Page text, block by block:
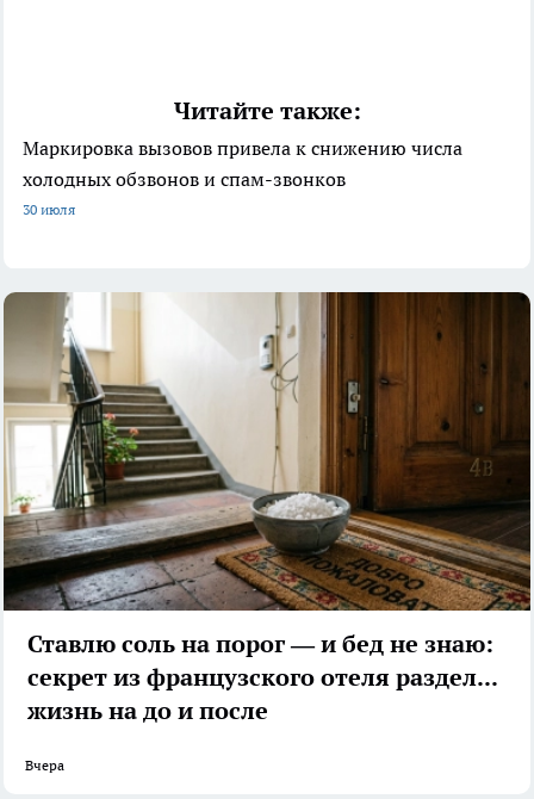
Читайте также:
Маркировка вызовов привела к снижению числа
холодных обзвонов и спам-звонков
30 июля
Ставлю соль на порог — и бед не знаю:
секрет из французского отеля разделил
жизнь на до и после
Вчера